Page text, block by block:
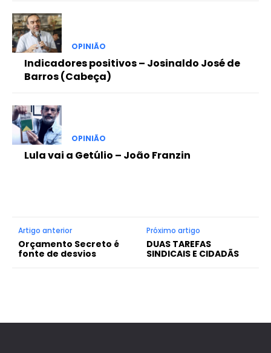
OPINIÃO
Indicadores positivos – Josinaldo José de
Barros (Cabeça)
OPINIÃO
Lula vai a Getúlio – João Franzin
Artigo anterior
Orçamento Secreto é
fonte de desvios
Próximo artigo
DUAS TAREFAS
SINDICAIS E CIDADÃS